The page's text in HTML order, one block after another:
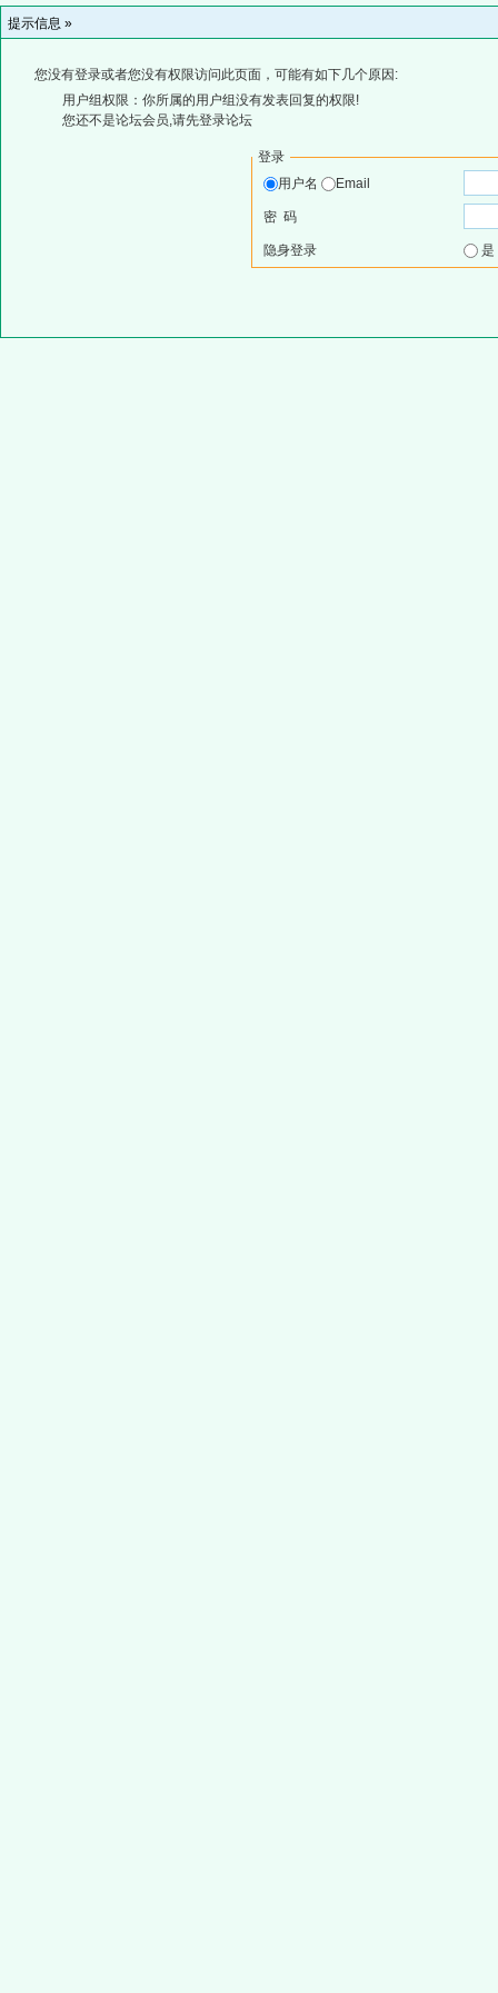
提示信息 »
您没有登录或者您没有权限访问此页面，可能有如下几个原因:
用户组权限：你所属的用户组没有发表回复的权限!
您还不是论坛会员,请先登录论坛
登录
用户名
Email
密 码
隐身登录